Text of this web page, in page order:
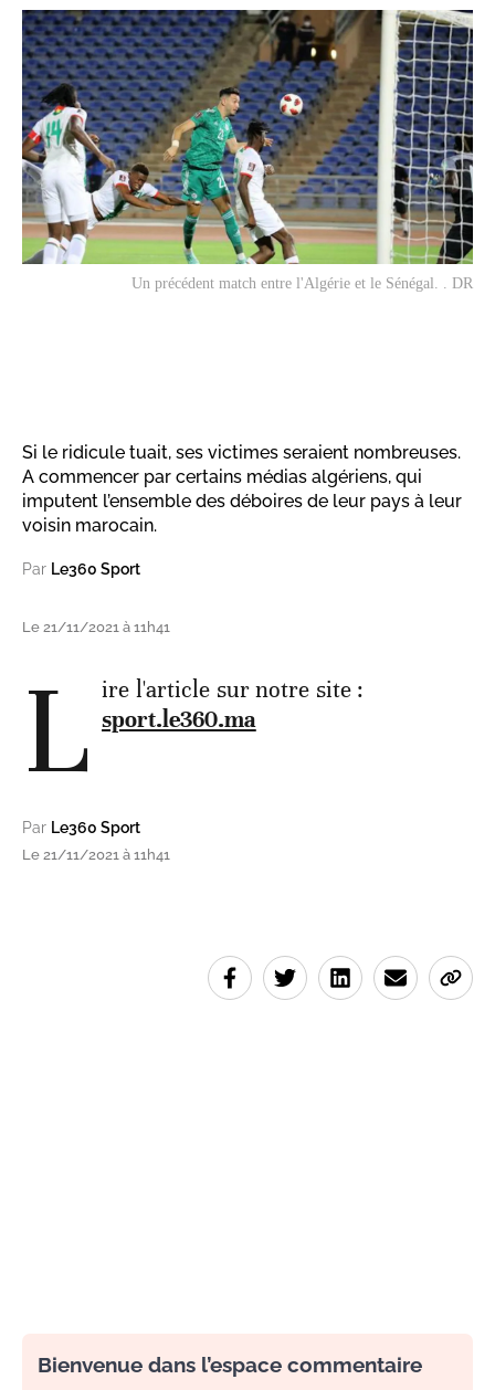
Un précédent match entre l'Algérie et le Sénégal. . DR
Si le ridicule tuait, ses victimes seraient nombreuses.
A commencer par certains médias algériens, qui
imputent l’ensemble des déboires de leur pays à leur
voisin marocain.
Par Le360 Sport
Le 21/11/2021 à 11h41
L ire l'article sur notre site :
sport.le360.ma
Par Le360 Sport
Le 21/11/2021 à 11h41
Bienvenue dans l’espace commentaire